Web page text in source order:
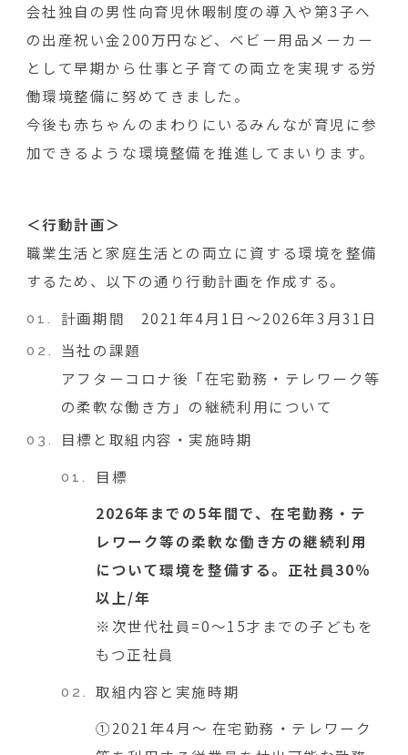
会社独自の男性向育児休暇制度の導入や第3子へ
の出産祝い金200万円など、ベビー用品メーカー
として早期から仕事と子育ての両立を実現する労
働環境整備に努めてきました。
今後も赤ちゃんのまわりにいるみんなが育児に参
加できるような環境整備を推進してまいります。
＜行動計画＞
職業生活と家庭生活との両立に資する環境を整備
するため、以下の通り行動計画を作成する。
計画期間 2021年4月1日～2026年3月31日
当社の課題
アフターコロナ後「在宅勤務・テレワーク等
の柔軟な働き方」の継続利用について
目標と取組内容・実施時期
目標
2026年までの5年間で、在宅勤務・テ
レワーク等の柔軟な働き方の継続利用
について環境を整備する。正社員30％
以上/年
※次世代社員=0～15才までの子どもを
もつ正社員
取組内容と実施時期
①2021年4月～ 在宅勤務・テレワーク